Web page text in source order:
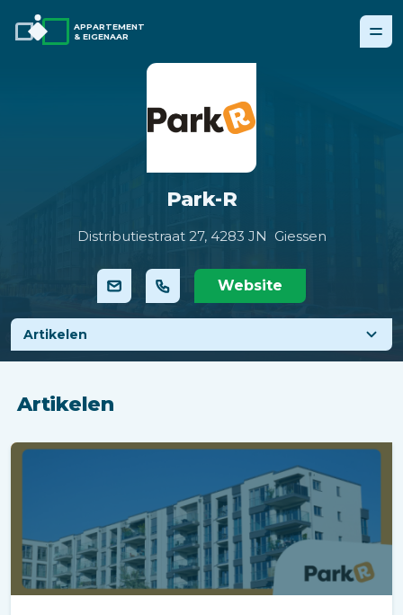
APPARTEMENT
& EIGENAAR
Park-R
Distributiestraat 27, 4283 JN Giessen
Website
Artikelen
Artikelen